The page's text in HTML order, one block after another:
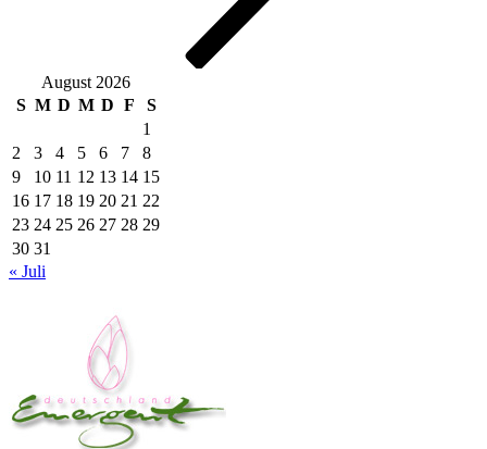
August 2026
S M D M D F
S
1
2
3 4 5 6 7
8
9
10 11 12 13 14 15
16 17 18 19 20 21 22
23 24 25 26 27 28 29
30 31
« Juli